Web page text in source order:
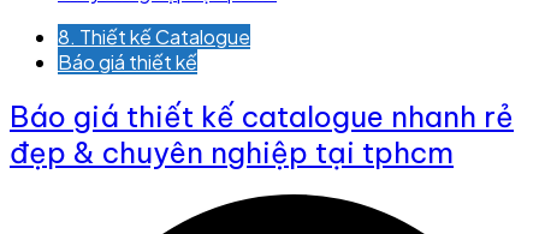
8. Thiết kế Catalogue
Báo giá thiết kế
Báo giá thiết kế catalogue nhanh rẻ
đẹp & chuyên nghiệp tại tphcm